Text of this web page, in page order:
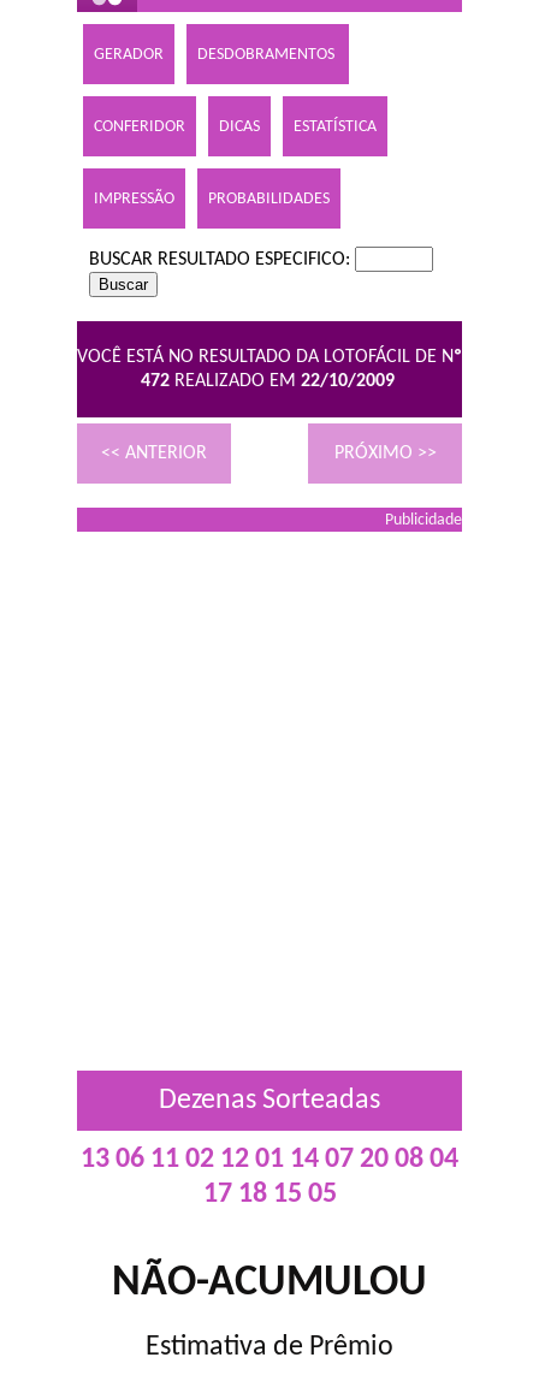
GERADOR DESDOBRAMENTOS
CONFERIDOR DICAS ESTATÍSTICA
IMPRESSÃO PROBABILIDADES
BUSCAR RESULTADO ESPECIFICO:
VOCÊ ESTÁ NO RESULTADO DA LOTOFÁCIL DE Nº
472 REALIZADO EM 22/10/2009
<< ANTERIOR PRÓXIMO >>
Publicidade
Dezenas Sorteadas
13 06 11 02 12 01 14 07 20 08 04
17 18 15 05
NÃO-ACUMULOU
Estimativa de Prêmio